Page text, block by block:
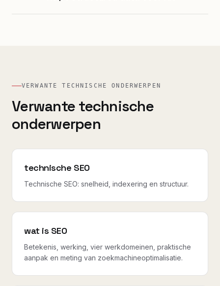
VERWANTE TECHNISCHE ONDERWERPEN
Verwante technische
onderwerpen
technische SEO
Technische SEO: snelheid, indexering en structuur.
wat is SEO
Betekenis, werking, vier werkdomeinen, praktische
aanpak en meting van zoekmachineoptimalisatie.